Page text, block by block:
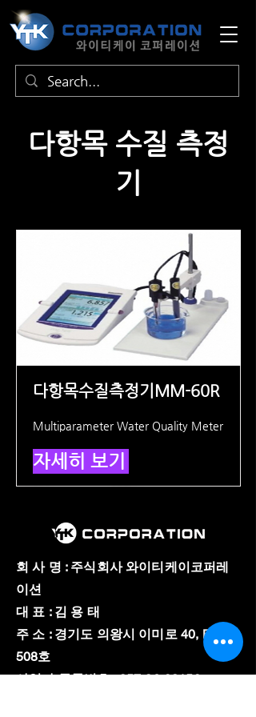
​다항목 수질 측정
기
다항목수질측정기MM-60R
Multiparameter Water Quality Meter
자세히 보기
회 사 명 : 주식회사 와이티케이코퍼레
이션
대 표 : 김 용 태
주 소 : 경기도 의왕시 이미로 40, B동
508호
​사업자 등록번호 :857-86-02150